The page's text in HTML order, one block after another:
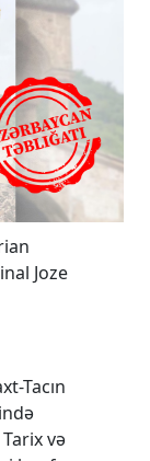
Joze
Tacın
və